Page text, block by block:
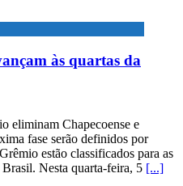
às quartas da
eliminam Chapecoense e
fase serão definidos por
estão classificados para as
Nesta quarta-feira, 5 [...]